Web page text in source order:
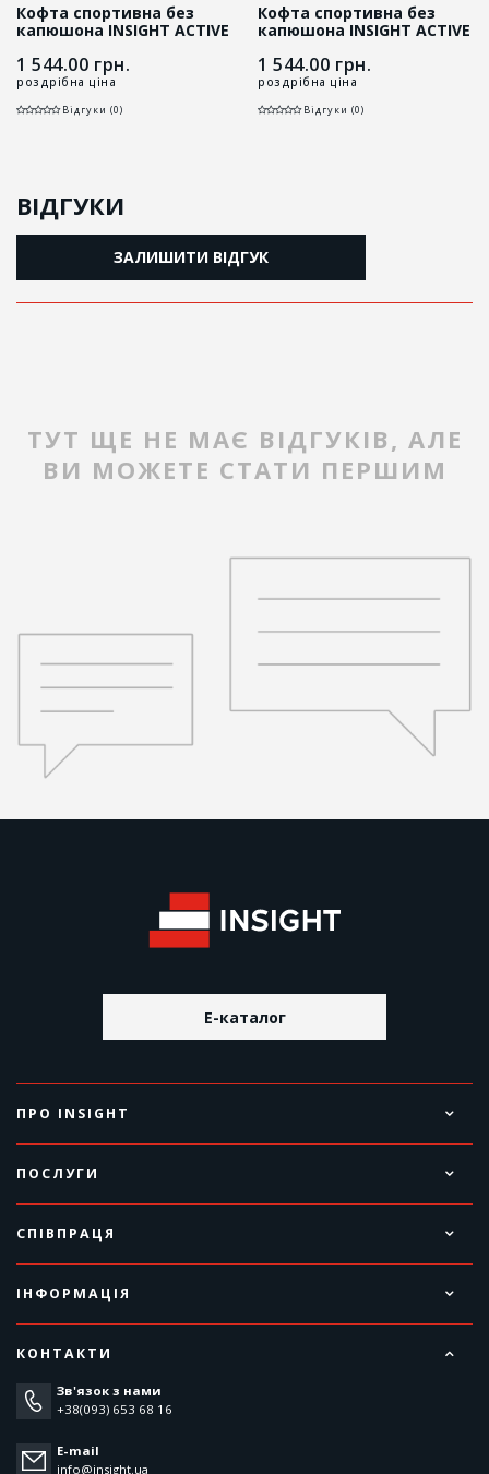
Кофта спортивна без
капюшона INSIGHT ACTIVE
1 544.00 грн.
роздрібна ціна
Відгуки (0)
Кофта спортивна без
капюшона INSIGHT ACTIVE
1 544.00 грн.
роздрібна ціна
Відгуки (0)
ВІДГУКИ
ЗАЛИШИТИ ВІДГУК
ТУТ ЩЕ НЕ МАЄ ВІДГУКІВ, АЛЕ
ВИ МОЖЕТЕ СТАТИ ПЕРШИМ
E-каталог
ПРО INSIGHT
ПОСЛУГИ
СПІВПРАЦЯ
ІНФОРМАЦІЯ
КОНТАКТИ
Зв'язок з нами
+38(093) 653 68 16
E-mail
info@insight.ua